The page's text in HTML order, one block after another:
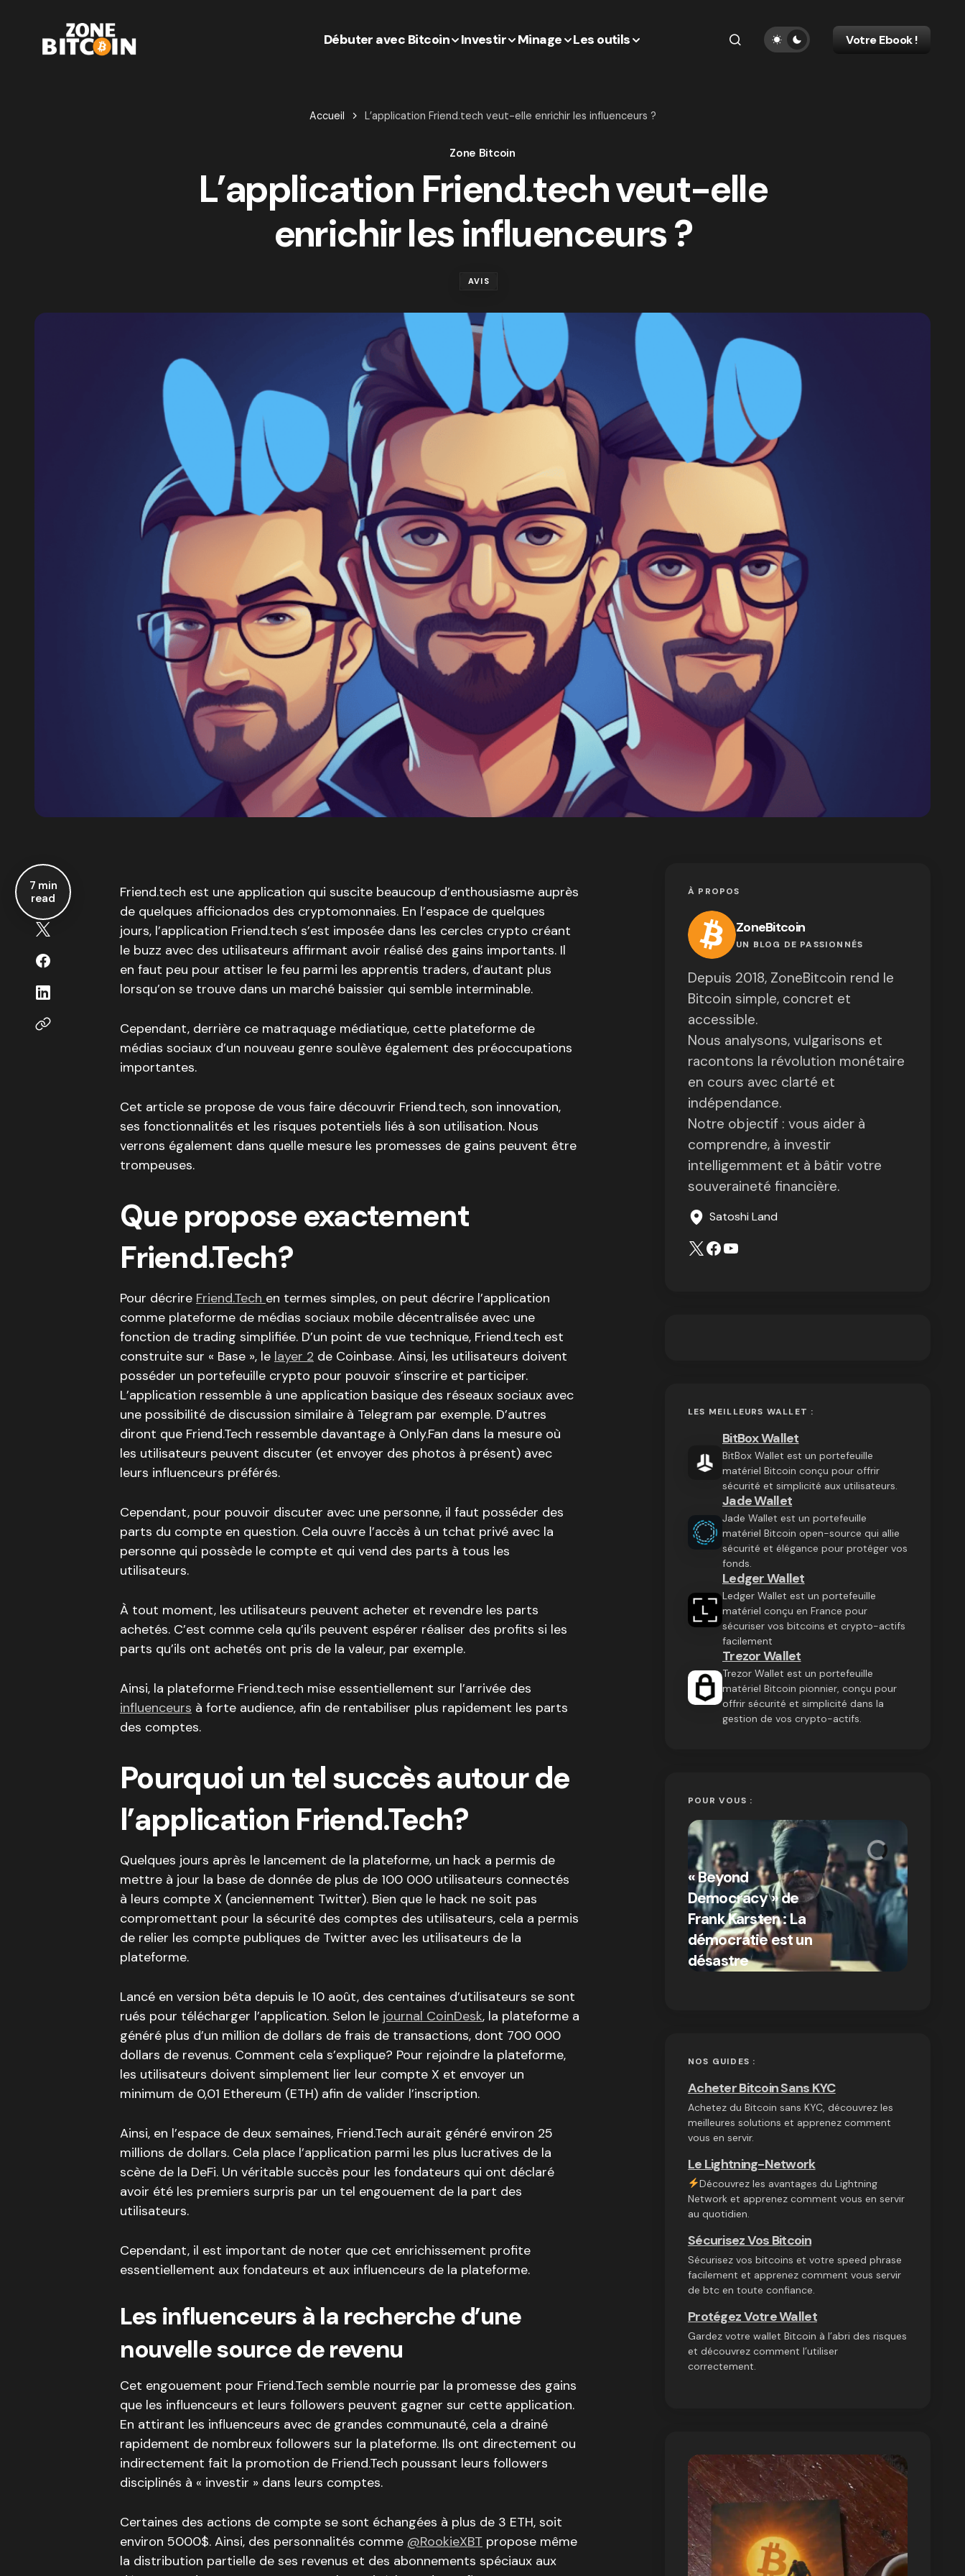
Débuter avec Bitcoin Investir Minage Les outils Votre Ebook !
Accueil L’application Friend.tech veut-elle enrichir les influenceurs ?
Zone Bitcoin
L’application Friend.tech veut-elle
enrichir les influenceurs ?
AVIS
7 min
read
Friend.tech est une application qui suscite beaucoup d’enthousiasme auprès
de quelques afficionados des cryptomonnaies. En l’espace de quelques
jours, l’application Friend.tech s’est imposée dans les cercles crypto créant
le buzz avec des utilisateurs affirmant avoir réalisé des gains importants. Il
en faut peu pour attiser le feu parmi les apprentis traders, d’autant plus
lorsqu’on se trouve dans un marché baissier qui semble interminable.
Cependant, derrière ce matraquage médiatique, cette plateforme de
médias sociaux d’un nouveau genre soulève également des préoccupations
importantes.
Cet article se propose de vous faire découvrir Friend.tech, son innovation,
ses fonctionnalités et les risques potentiels liés à son utilisation. Nous
verrons également dans quelle mesure les promesses de gains peuvent être
trompeuses.
Que propose exactement
Friend.Tech?
Pour décrire Friend.Tech en termes simples, on peut décrire l’application
comme plateforme de médias sociaux mobile décentralisée avec une
fonction de trading simplifiée. D’un point de vue technique, Friend.tech est
construite sur « Base », le layer 2 de Coinbase. Ainsi, les utilisateurs doivent
posséder un portefeuille crypto pour pouvoir s’inscrire et participer.
L’application ressemble à une application basique des réseaux sociaux avec
une possibilité de discussion similaire à Telegram par exemple. D’autres
diront que Friend.Tech ressemble davantage à Only.Fan dans la mesure où
les utilisateurs peuvent discuter (et envoyer des photos à présent) avec
leurs influenceurs préférés.
Cependant, pour pouvoir discuter avec une personne, il faut posséder des
parts du compte en question. Cela ouvre l’accès à un tchat privé avec la
personne qui possède le compte et qui vend des parts à tous les
utilisateurs.
À tout moment, les utilisateurs peuvent acheter et revendre les parts
achetés. C’est comme cela qu’ils peuvent espérer réaliser des profits si les
parts qu’ils ont achetés ont pris de la valeur, par exemple.
Ainsi, la plateforme Friend.tech mise essentiellement sur l’arrivée des
influenceurs à forte audience, afin de rentabiliser plus rapidement les parts
des comptes.
Pourquoi un tel succès autour de
l’application Friend.Tech?
Quelques jours après le lancement de la plateforme, un hack a permis de
mettre à jour la base de donnée de plus de 100 000 utilisateurs connectés
à leurs compte X (anciennement Twitter). Bien que le hack ne soit pas
compromettant pour la sécurité des comptes des utilisateurs, cela a permis
de relier les compte publiques de Twitter avec les utilisateurs de la
plateforme.
Lancé en version bêta depuis le 10 août, des centaines d’utilisateurs se sont
rués pour télécharger l’application. Selon le journal CoinDesk, la plateforme a
généré plus d’un million de dollars de frais de transactions, dont 700 000
dollars de revenus. Comment cela s’explique? Pour rejoindre la plateforme,
les utilisateurs doivent simplement lier leur compte X et envoyer un
minimum de 0,01 Ethereum (ETH) afin de valider l’inscription.
Ainsi, en l’espace de deux semaines, Friend.Tech aurait généré environ 25
millions de dollars. Cela place l’application parmi les plus lucratives de la
scène de la DeFi. Un véritable succès pour les fondateurs qui ont déclaré
avoir été les premiers surpris par un tel engouement de la part des
utilisateurs.
Cependant, il est important de noter que cet enrichissement profite
essentiellement aux fondateurs et aux influenceurs de la plateforme.
Les influenceurs à la recherche d’une
nouvelle source de revenu
Cet engouement pour Friend.Tech semble nourrie par la promesse des gains
que les influenceurs et leurs followers peuvent gagner sur cette application.
En attirant les influenceurs avec de grandes communauté, cela a drainé
rapidement de nombreux followers sur la plateforme. Ils ont directement ou
indirectement fait la promotion de Friend.Tech poussant leurs followers
disciplinés à « investir » dans leurs comptes.
Certaines des actions de compte se sont échangées à plus de 3 ETH, soit
environ 5000$. Ainsi, des personnalités comme @RookieXBT propose même
la distribution partielle de ses revenus et des abonnements spéciaux aux
À PROPOS
ZoneBitcoin
UN BLOG DE PASSIONNÉS
Depuis 2018, ZoneBitcoin rend le
Bitcoin simple, concret et
accessible.
Nous analysons, vulgarisons et
racontons la révolution monétaire
en cours avec clarté et
indépendance.
Notre objectif : vous aider à
comprendre, à investir
intelligemment et à bâtir votre
souveraineté financière.
Satoshi Land
LES MEILLEURS WALLET :
BitBox Wallet
BitBox Wallet est un portefeuille
matériel Bitcoin conçu pour offrir
sécurité et simplicité aux utilisateurs.
Jade Wallet
Jade Wallet est un portefeuille
matériel Bitcoin open-source qui allie
sécurité et élégance pour protéger vos
fonds.
Ledger Wallet
Ledger Wallet est un portefeuille
matériel conçu en France pour
sécuriser vos bitcoins et crypto-actifs
facilement
Trezor Wallet
Trezor Wallet est un portefeuille
matériel Bitcoin pionnier, conçu pour
offrir sécurité et simplicité dans la
gestion de vos crypto-actifs.
POUR VOUS :
« Beyond
Democracy » de
Frank Karsten : La
démocratie est un
désastre
on 03/10/2024
NOS GUIDES :
Acheter Bitcoin Sans KYC
Achetez du Bitcoin sans KYC, découvrez les
meilleures solutions et apprenez comment
vous en servir.
Le Lightning-Network
Découvrez les avantages du Lightning
Network et apprenez comment vous en servir
au quotidien.
Sécurisez Vos Bitcoin
Sécurisez vos bitcoins et votre speed phrase
facilement et apprenez comment vous servir
de btc en toute confiance.
Protégez Votre Wallet
Gardez votre wallet Bitcoin à l’abri des risques
et découvrez comment l’utiliser
correctement.